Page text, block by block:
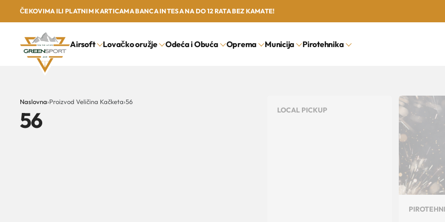
ČEKOVIMA ILI PLATNIM KARTICAMA BANCA INTESA NA DO 12 RATA BEZ KAMATE!
Airsoft Lovačko oružje Odeća i Obuća Oprema Municija Pirotehnika
Naslovna›Proizvod Veličina Kačketa›56
56 LOCAL PICKUP